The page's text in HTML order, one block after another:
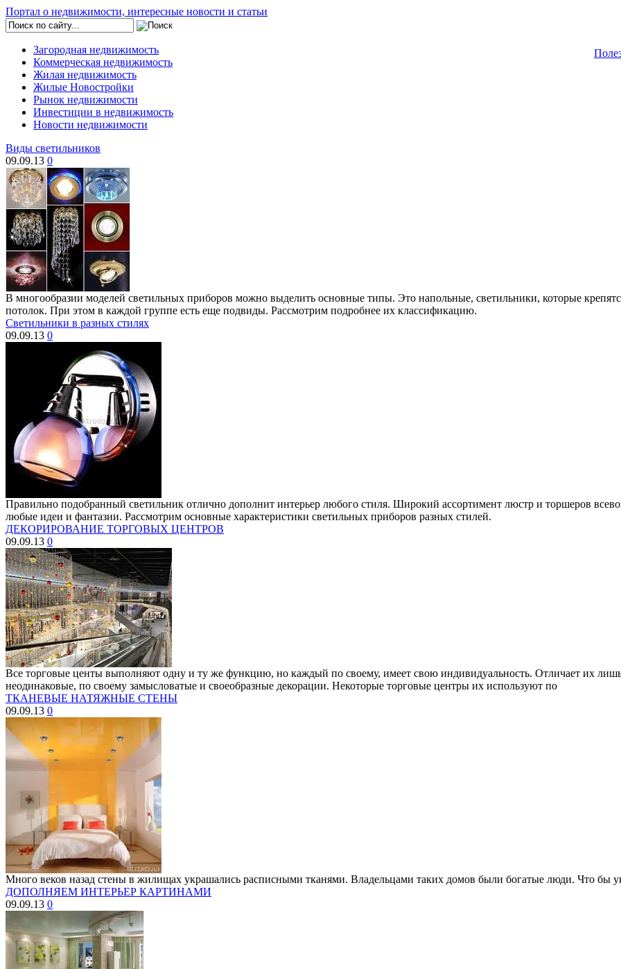
Портал о недвижимости, интересные новости и статьи
Загородная недвижимость
Коммерческая недвижимость
Жилая недвижимость
Жилые Новостройки
Рынок недвижимости
Инвестиции в недвижимость
Новости недвижимости
Виды светильников
09.09.13 0
В многообразии моделей светильных приборов можно выделить основные типы. Это напольные, светильники, которые
потолок. При этом в каждой группе есть еще подвиды. Рассмотрим подробнее их классификацию.
Светильники в разных стилях
09.09.13 0
Правильно подобранный светильник отлично дополнит интерьер любого стиля. Широкий ассортимент люстр и торшеров
любые идеи и фантазии. Рассмотрим основные характеристики светильных приборов разных стилей.
ДЕКОРИРОВАНИЕ ТОРГОВЫХ ЦЕНТРОВ
09.09.13 0
Все торговые центы выполняют одну и ту же функцию, но каждый по своему, имеет свою индивидуальность. Отличает их
неодинаковые, по своему замысловатые и своеобразные декорации. Некоторые торговые центры их используют по
ТКАНЕВЫЕ НАТЯЖНЫЕ СТЕНЫ
09.09.13 0
Много веков назад стены в жилищах украшались расписными тканями. Владельцами таких домов были богатые люди. Что бы
ДОПОЛНЯЕМ ИНТЕРЬЕР КАРТИНАМИ
09.09.13 0